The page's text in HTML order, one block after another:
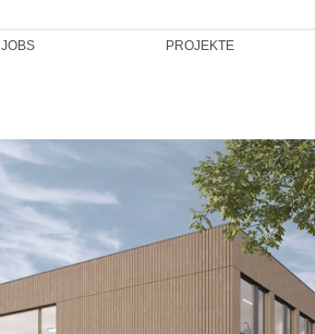
JOBS PROJEKTE